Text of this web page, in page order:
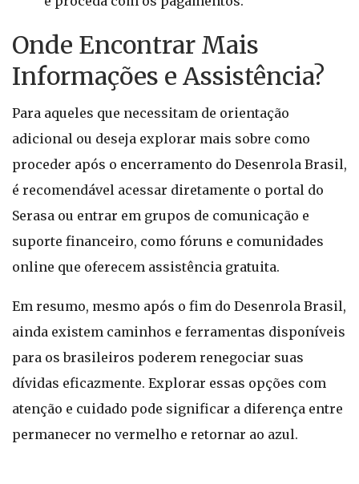
Onde Encontrar Mais
Informações e Assistência?
Para aqueles que necessitam de orientação
adicional ou deseja explorar mais sobre como
proceder após o encerramento do Desenrola Brasil,
é recomendável acessar diretamente o portal do
Serasa ou entrar em grupos de comunicação e
suporte financeiro, como fóruns e comunidades
online que oferecem assistência gratuita.
Em resumo, mesmo após o fim do Desenrola Brasil,
ainda existem caminhos e ferramentas disponíveis
para os brasileiros poderem renegociar suas
dívidas eficazmente. Explorar essas opções com
atenção e cuidado pode significar a diferença entre
permanecer no vermelho e retornar ao azul.